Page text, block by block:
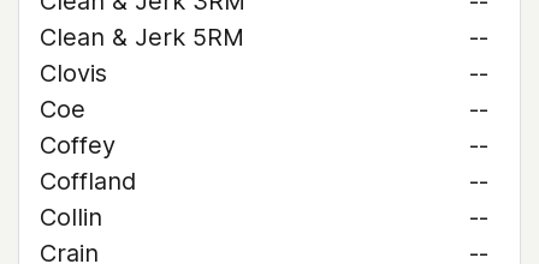
Clean & Jerk 5RM
--
Clovis
--
Coe
--
Coffey
--
Coffland
--
Collin
--
Crain
--